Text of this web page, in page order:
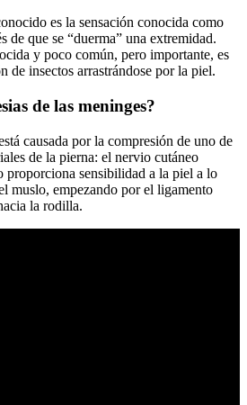
es la sensación conocida como
de que se “duerma” una extremidad.
y poco común, pero importante, es
de insectos arrastrándose por la piel.
de las meninges?
causada por la compresión de uno de
de la pierna: el nervio cutáneo
proporciona sensibilidad a la piel a lo
muslo, empezando por el ligamento
la rodilla.